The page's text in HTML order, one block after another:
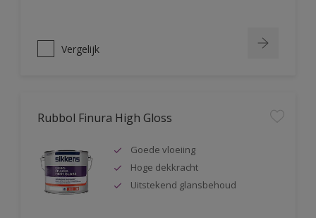
Vergelijk
Rubbol Finura High Gloss
Goede vloeiing
Hoge dekkracht
Uitstekend glansbehoud